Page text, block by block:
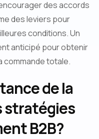
des accords
des leviers pour
conditions. Un
anticipé pour obtenir
commande totale.
de la
stratégies
B2B?